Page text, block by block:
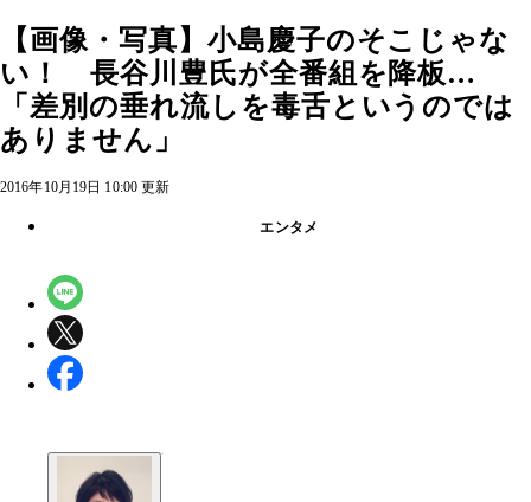
【画像・写真】小島慶子のそこじゃな
い！ 長谷川豊氏が全番組を降板…
「差別の垂れ流しを毒舌というのでは
ありません」
2016年10月19日 10:00 更新
エンタメ